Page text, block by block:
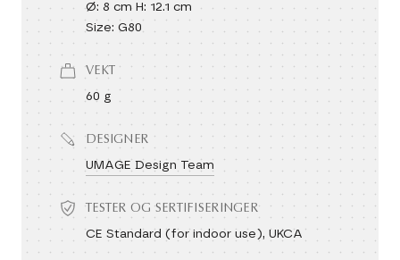
Ø: 8 cm H: 12.1 cm
Size: G80
VEKT
60 g
DESIGNER
UMAGE Design Team
TESTER OG SERTIFISERINGER
CE Standard (for indoor use), UKCA